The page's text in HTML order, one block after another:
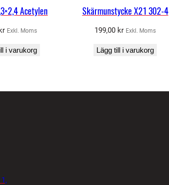
Acetylen
kr Exkl. Moms
i varukorg
Skärmunstycke X21 302-4
199,00 kr Exkl. Moms
Lägg till i varukorg